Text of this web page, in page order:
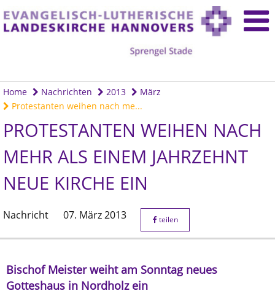
Home Nachrichten 2013
März
Protestanten weihen nach me...
PROTESTANTEN WEIHEN NACH
MEHR ALS EINEM JAHRZEHNT
NEUE KIRCHE EIN
Nachricht 07. März 2013 teilen
Bischof Meister weiht am Sonntag neues
Gotteshaus in Nordholz ein